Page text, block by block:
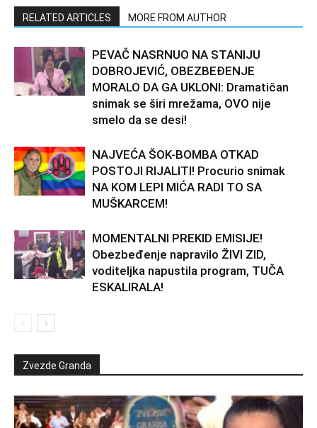
RELATED ARTICLES MORE FROM AUTHOR
PEVAČ NASRNUO NA STANIJU
DOBROJEVIĆ, OBEZBEĐENJE
MORALO DA GA UKLONI: Dramatičan
snimak se širi mrežama, OVO nije
smelo da se desi!
NAJVEĆA ŠOK-BOMBA OTKAD
POSTOJI RIJALITI! Procurio snimak
NA KOM LEPI MIĆA RADI TO SA
MUŠKARCEM!
MOMENTALNI PREKID EMISIJE!
Obezbeđenje napravilo ŽIVI ZID,
voditeljka napustila program, TUČA
ESKALIRALA!
Zvezde Granda